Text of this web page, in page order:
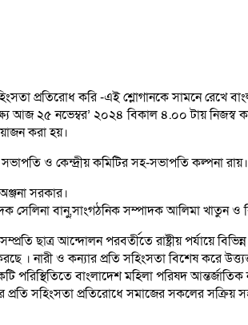
প্রতিরোধ করি -এই শ্লোগানকে সামনে রেখে
আজ ২৫ নভেম্বর’ ২০২৪ বিকাল ৪.০০ টায় নিজস্ব
করা হয়।
ও কেন্দ্রীয় কমিটির সহ-সভাপতি কল্পনা রায়।
সরকার।
সেলিনা বানু,সাংগঠনিক সম্পাদক আলিমা খাতুন ও
ছাত্র আন্দোলন পরবর্তীতে রাষ্ট্রীয় পর্যায়ে
। নারী ও কন্যার প্রতি সহিংসতা বিশেষ করে
বাংলাদেশ মহিলা পরিষদ আন্তর্জাতিক
প্রতি সহিংসতা প্রতিরোধে সমাজের সকলের